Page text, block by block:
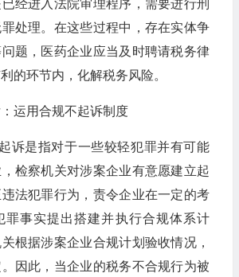
经进入法院审理程序，需要进行刑
处理。在这些过程中，存在实体争
题，医药企业应当及时聘请税务律
的环节内，化解税务风险。
：运用合规不起诉制度
是指对于一些较轻犯罪并有可能
检察机关对涉案企业有意愿建立起
法犯罪行为，责令企业在一定的考
罪事实提出搭建并执行合规体系计
根据涉案企业合规计划验收情况，
因此，当企业的税务不合规行为被